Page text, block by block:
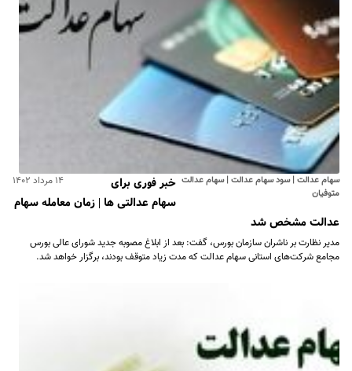
سهام عدالت | سود سهام عدالت | سهام عدالت
متوفیان
۱۴ مرداد ۱۴۰۲
خبر فوری برای
سهام عدالتی ها | زمان معامله سهام
عدالت مشخص شد
مدیر نظارت بر ناشران سازمان بورس، گفت: بعد از ابلاغ مصوبه جدید شورای عالی بورس
مجامع شرکت‌های استانی سهام عدالت که مدت زیاد متوقف بودند، برگزار خواهد شد.